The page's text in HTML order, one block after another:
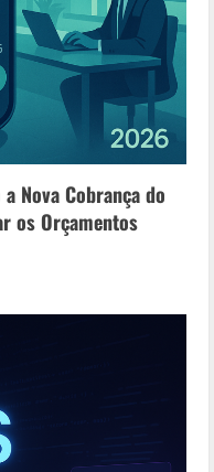
Nova Cobrança do
os Orçamentos